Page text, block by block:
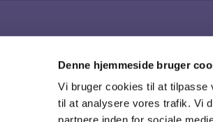
Denne hjemmeside bruger
Vi bruger cookies til at tilpasse
til at analysere vores trafik. Vi